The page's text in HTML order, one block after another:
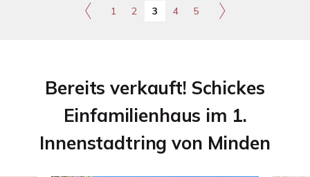
1 2 3 4 5
Bereits verkauft! Schickes
Einfamilienhaus im 1.
Innenstadtring von Minden